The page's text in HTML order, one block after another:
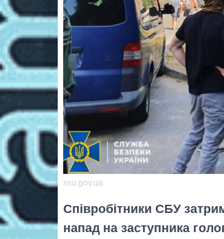
ssu.gov.ua
Співробітники СБУ
напад на заступника